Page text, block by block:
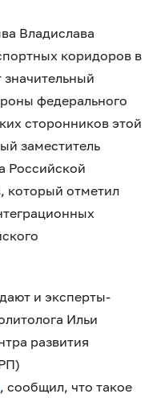
Владислава
коридоров в
федерального
сторонников этой
заместитель
Российской
который отметил
и эксперты-
Ильи
развития
, сообщил, что такое